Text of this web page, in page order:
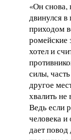
«Он снова,
двинулся в
приходом
хотел и
силы,
другое
хвалить
Ведь если
человека и
дает повод